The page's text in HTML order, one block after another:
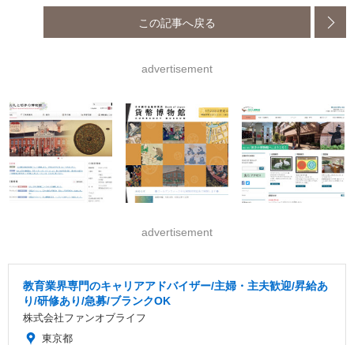
この記事へ戻る
advertisement
advertisement
教育業界専門のキャリアアドバイザー/主婦・主夫歓迎/昇給あ
り/研修あり/急募/ブランクOK
株式会社ファンオブライフ
東京都